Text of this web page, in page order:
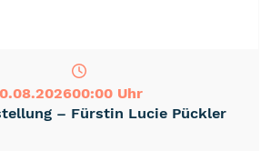
00:00 Uhr
– Fürstin Lucie Pückler